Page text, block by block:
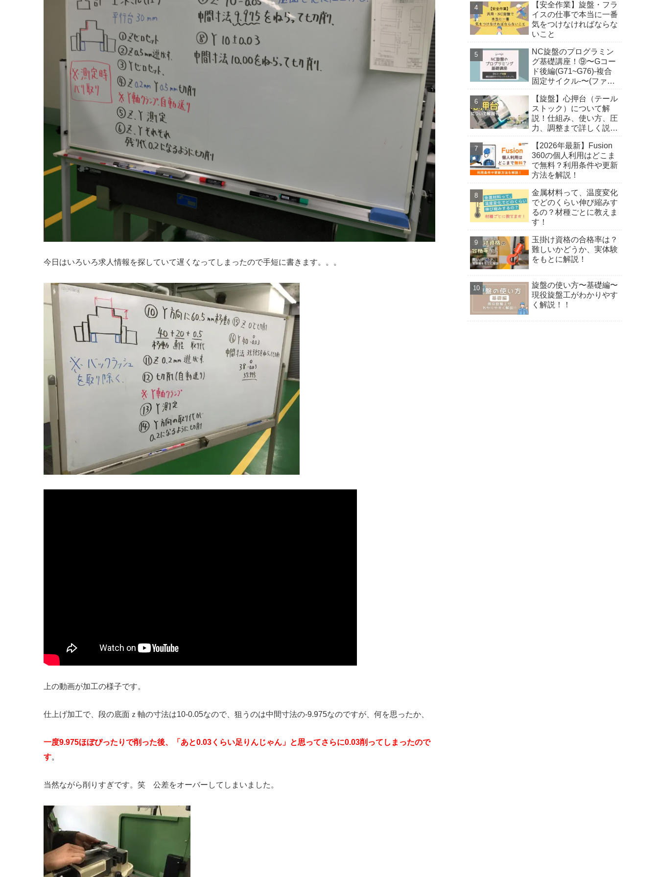
今日はいろいろ求人情報を探していて遅くなってしまったので手短に書きます。。。
上の動画が加工の様子です。
仕上げ加工で、段の底面ｚ軸の寸法は10-0.05なので、狙うのは中間寸法の-9.975なのですが、何を思ったか、
一度9.975ほぼぴったりで削った後、「あと0.03くらい足りんじゃん」と思ってさらに0.03削ってしまったので
す。
当然ながら削りすぎです。笑 公差をオーバーしてしまいました。
【安全作業】旋盤・フラ
イスの仕事で本当に一番
気をつけなければならな
いこと
NC旋盤のプログラミン
グ基礎講座！⑨〜Gコー
ド後編(G71~G76)-複合
固定サイクル-〜(ファナ
【旋盤】心押台（テール
ストック）について解
説！仕組み、使い方、圧
力、調整まで詳しく説明
【2026年最新】Fusion
360の個人利用はどこま
で無料？利用条件や更新
方法を解説！
金属材料って、温度変化
でどのくらい伸び縮みす
るの？材種ごとに教えま
す！
玉掛け資格の合格率は？
難しいかどうか、実体験
をもとに解説！
旋盤の使い方〜基礎編〜
現役旋盤工がわかりやす
く解説！！